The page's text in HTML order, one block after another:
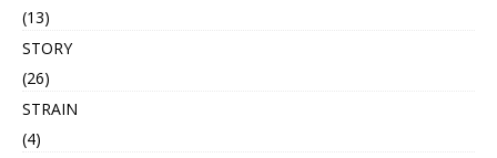
(13)
STORY
(26)
STRAIN
(4)